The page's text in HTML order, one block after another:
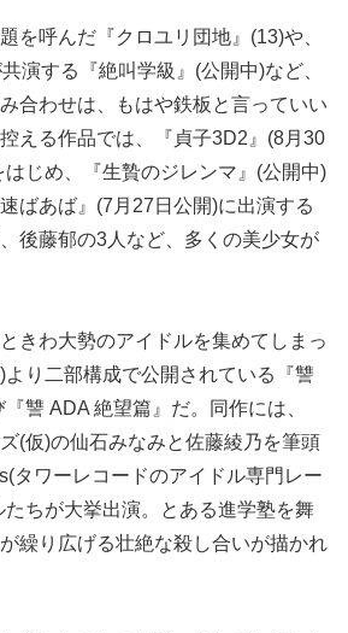
を呼んだ『クロユリ団地』(13)や、
演する『絶叫学級』(公開中)など、
合わせは、もはや鉄板と言っていい
える作品では、『貞子3D2』(8月30
はじめ、『生贄のジレンマ』(公開中)
ばあば』(7月27日公開)に出演する
後藤郁の3人など、多くの美少女が
きわ大勢のアイドルを集めてしまっ
り二部構成で公開されている『讐
讐 ADA 絶望篇』だ。同作には、
(仮)の仙石みなみと佐藤綾乃を筆頭
タワーレコードのアイドル専門レー
ちが大挙出演。とある進学塾を舞
繰り広げる壮絶な殺し合いが描かれ